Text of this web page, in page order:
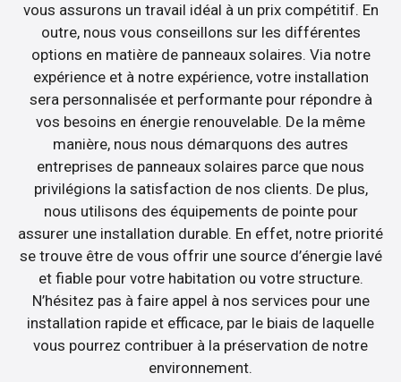
vous assurons un travail idéal à un prix compétitif. En
outre, nous vous conseillons sur les différentes
options en matière de panneaux solaires. Via notre
expérience et à notre expérience, votre installation
sera personnalisée et performante pour répondre à
vos besoins en énergie renouvelable. De la même
manière, nous nous démarquons des autres
entreprises de panneaux solaires parce que nous
privilégions la satisfaction de nos clients. De plus,
nous utilisons des équipements de pointe pour
assurer une installation durable. En effet, notre priorité
se trouve être de vous offrir une source d’énergie lavé
et fiable pour votre habitation ou votre structure.
N’hésitez pas à faire appel à nos services pour une
installation rapide et efficace, par le biais de laquelle
vous pourrez contribuer à la préservation de notre
environnement.